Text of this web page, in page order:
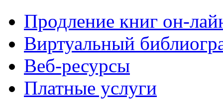
Продление книг он-
Виртуальный
Веб-ресурсы
Платные услуги